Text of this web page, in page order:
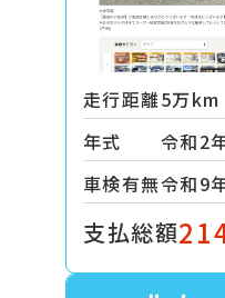
走行距離5万km
年式
令和2
車検有無令和9
支払総額